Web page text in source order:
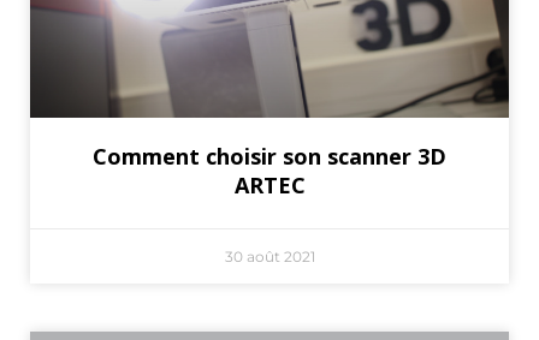
Comment choisir son scanner 3D
ARTEC
30 août 2021